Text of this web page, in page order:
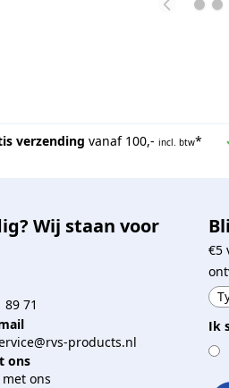
verzending vanaf 100,- incl. btw*
Wij staan voor
89 71
products.nl
ons
ons
€5
Ik